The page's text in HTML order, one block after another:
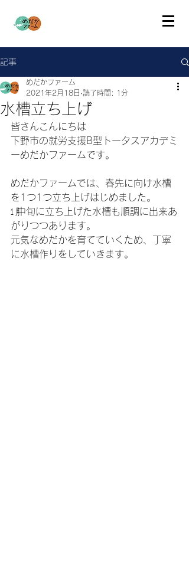
記事
水槽立ち上げ
めだかファーム
2021年2月18日 読了時間: 1分
皆さんこんにちは
下野市の就労支援B型トータスアカデミ
ーめだかファームです。
めだかファームでは、春先に向け水槽
を1つ1つ立ち上げはじめました。
㋀中旬に立ち上げた水槽も順調に出来あ
がりつつあります。
元気なめだかを育てていくため、丁寧
に水槽作りをしていきます。